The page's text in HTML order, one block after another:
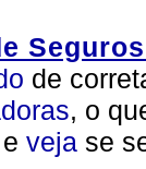
de
, o
veja se